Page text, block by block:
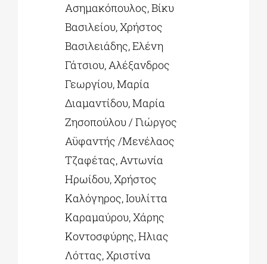
Ασημακόπουλος, Βίκυ
Βασιλείου, Χρήστος
Βασιλειάδης, Ελένη
Γάτσιου, Αλέξανδρος
Γεωργίου, Μαρία
Διαμαντίδου, Μαρία
Ζησοπούλου / Γιώργος
Αϋφαντής /Μενέλαος
Τζαφέτας, Αντωνία
Ηρωίδου, Χρήστος
Καλόγηρος, Ιουλίττα
Καραμαύρου, Χάρης
Κοντοσφύρης, Ηλιας
Λόττας, Χριστίνα